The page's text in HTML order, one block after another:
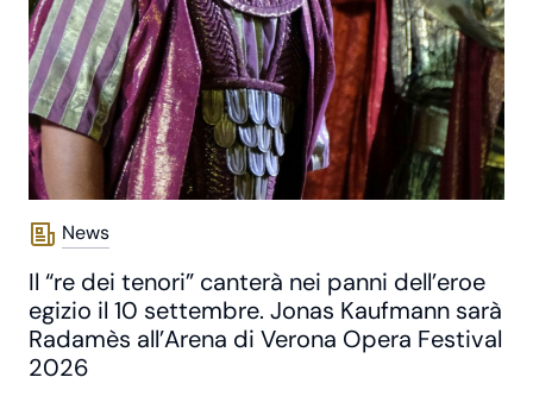
News
Il “re dei tenori” canterà nei panni dell’eroe
egizio il 10 settembre. Jonas Kaufmann sarà
Radamès all’Arena di Verona Opera Festival
2026